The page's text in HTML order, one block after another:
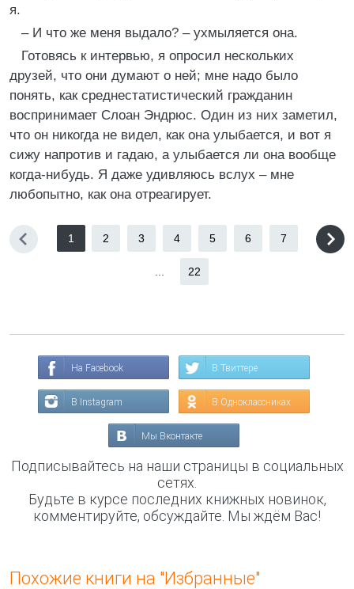
я.
– И что же меня выдало? – ухмыляется она.
Готовясь к интервью, я опросил нескольких
друзей, что они думают о ней; мне надо было
понять, как среднестатистический гражданин
воспринимает Слоан Эндрюс. Один из них заметил,
что он никогда не видел, как она улыбается, и вот я
сижу напротив и гадаю, а улыбается ли она вообще
когда-нибудь. Я даже удивляюсь вслух – мне
любопытно, как она отреагирует.
1 2 3 4 5 6 7
22
На Facebook В Твиттере
В Instagram В Одноклассниках
Мы Вконтакте
Подписывайтесь на наши страницы в социальных
сетях.
Будьте в курсе последних книжных новинок,
комментируйте, обсуждайте. Мы ждём Вас!
Похожие книги на "Избранные"